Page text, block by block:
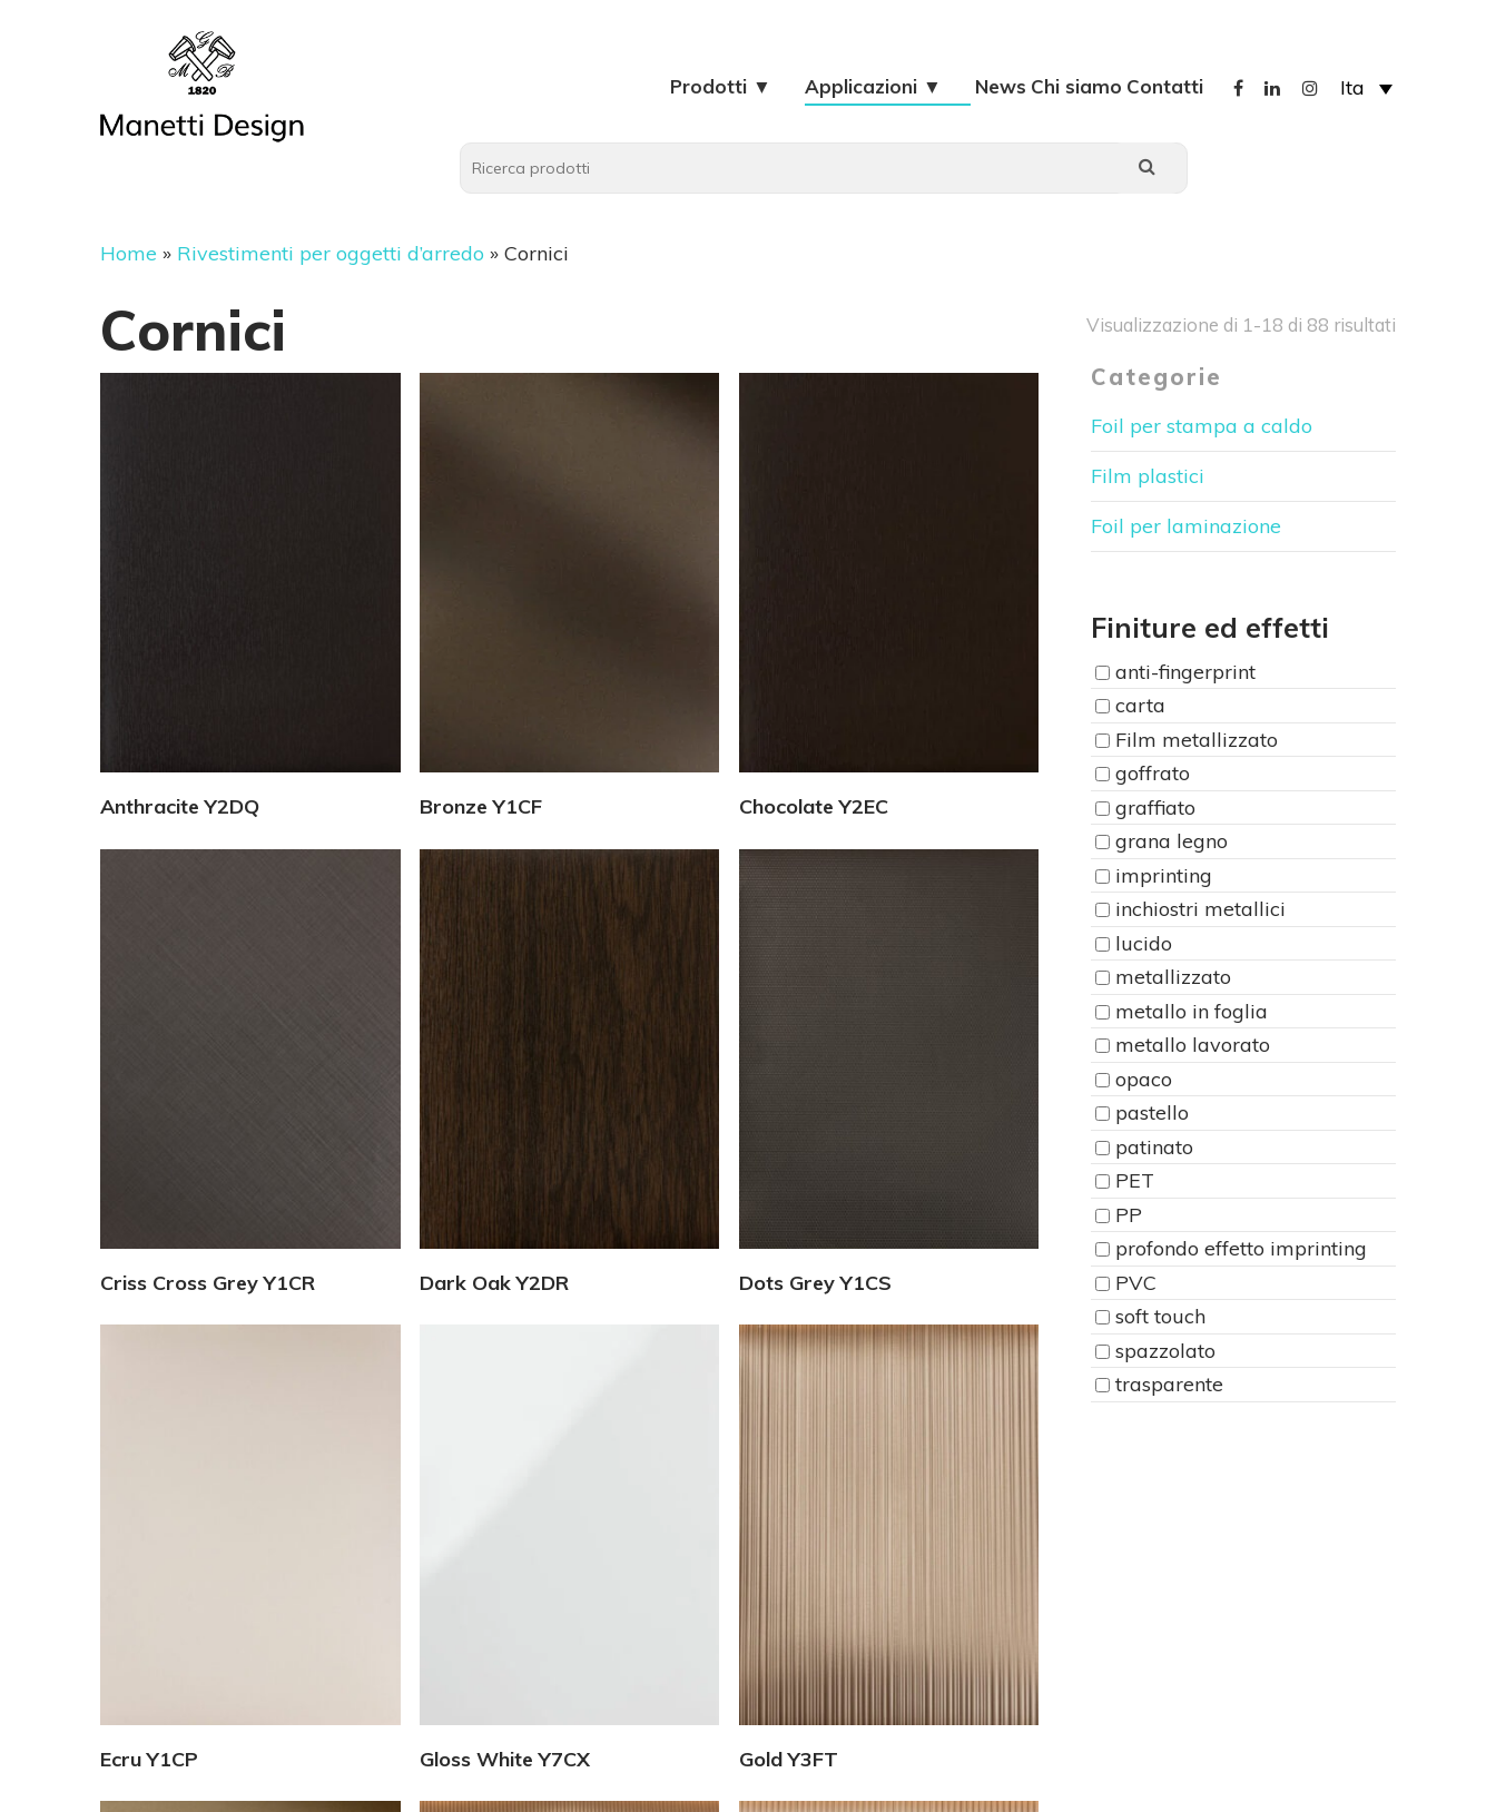
Ita
Prodotti ▼ Applicazioni ▼ News Chi siamo Contatti
Home » Rivestimenti per oggetti d’arredo » Cornici
Cornici Visualizzazione di 1-18 di 88 risultati
Anthracite Y2DQ Bronze Y1CF Chocolate Y2EC
Criss Cross Grey Y1CR Dark Oak Y2DR Dots Grey Y1CS
Ecru Y1CP Gloss White Y7CX Gold Y3FT
Categorie
Foil per stampa a caldo
Film plastici
Foil per laminazione
Finiture ed effetti
anti-fingerprint
carta
Film metallizzato
goffrato
graffiato
grana legno
imprinting
inchiostri metallici
lucido
metallizzato
metallo in foglia
metallo lavorato
opaco
pastello
patinato
PET
PP
profondo effetto imprinting
PVC
soft touch
spazzolato
trasparente